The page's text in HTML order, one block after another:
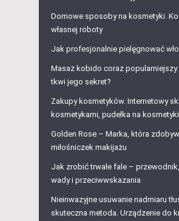
Domowe sposoby na kosmetyki.
własnej roboty
Jak profesjonalnie pielęgnować
Masaż kobido coraz popularniejszy
tkwi jego sekret?
Zakupy kosmetyków. Internetowy
kosmetykami, pudełka na kosmetyki
Golden Rose – Marka, która
miłośniczek makijażu
Jak zrobić trwałe fale –
wady i przeciwwskazania
Nieinwazyjne usuwanie nadmiaru
skuteczna metoda. Urządzenie do